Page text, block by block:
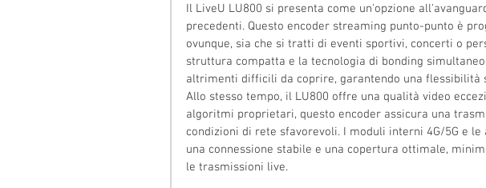
Il LiveU LU800 si presenta come un'opzione
precedenti. Questo encoder streaming punto-punto è
ovunque, sia che si tratti di eventi sportivi, concerti o
struttura compatta e la tecnologia di bonding
altrimenti difficili da coprire, garantendo una flessibilità
Allo stesso tempo, il LU800 offre una qualità video
algoritmi proprietari, questo encoder assicura una
condizioni di rete sfavorevoli. I moduli interni 4G/5G e
una connessione stabile e una copertura ottimale,
le trasmissioni live.